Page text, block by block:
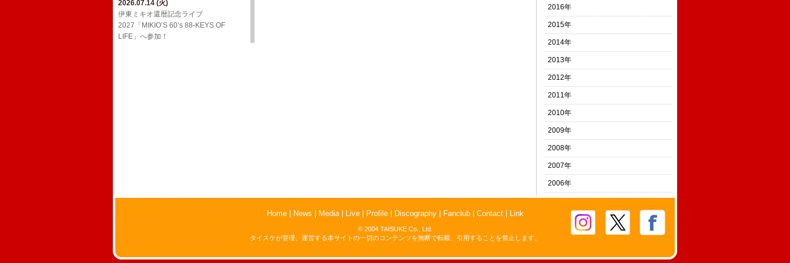
2026.02.01 (日)
YouTube「上田禎的音楽史 vol.1」に出
演！
2026.03.24 (火)
ウルフルケイスケ生配信番組「マジカ
ルチェインTV」3月号！
ジョンB〜Media情報【2月】
2026.01.19 (月)
ジョンB〜Media情報【1月】
2026.07.14 (火)
伊東ミキオ還暦記念ライブ
2027「MIKIO’S 60’s 88-KEYS OF
LIFE」へ参加！
刊TANCON」を公開！
2016年
2015年
2014年
2013年
2012年
2011年
2010年
2009年
2008年
2007年
2006年
Home| News Media| Live| Profile| Discography| Fanclub| Contact| Link
© 2004 TAISUKE Co., Ltd.
タイスケが管理、運営する本サイトの一切のコンテンツを無断で転載、引用することを禁止します。